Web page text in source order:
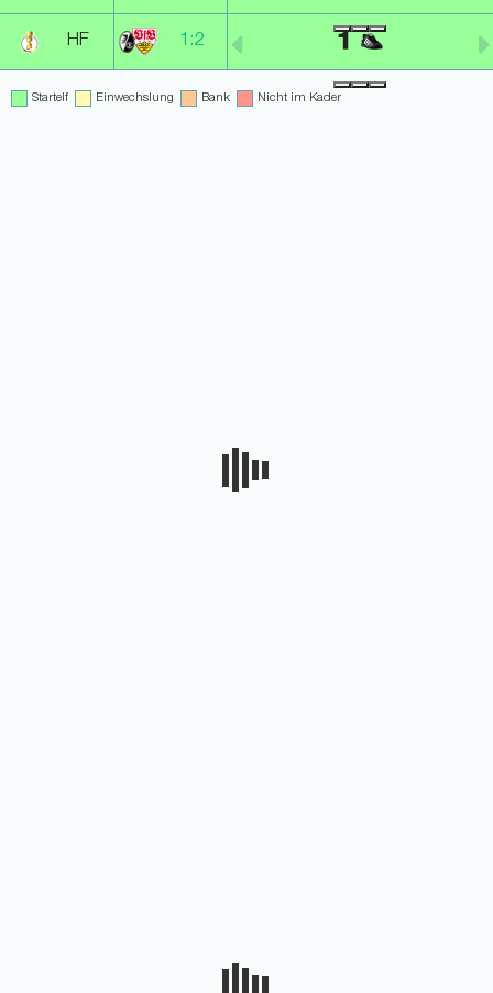
HF 1:2 1
Startelf Einwechslung Bank Nicht im Kader